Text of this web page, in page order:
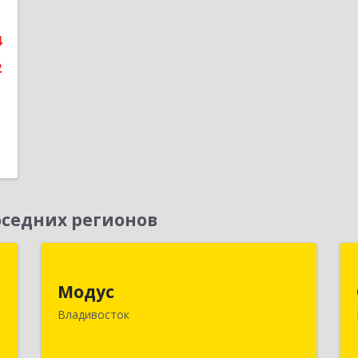
регионов
Модус
Владивосток
Владивосток г, ул. Фадеева, д. 10